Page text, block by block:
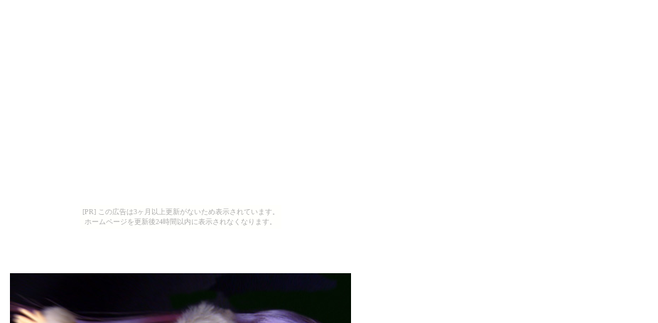
[PR] この広告は3ヶ月以上更新がないため表示されています。
ホームページを更新後24時間以内に表示されなくなります。